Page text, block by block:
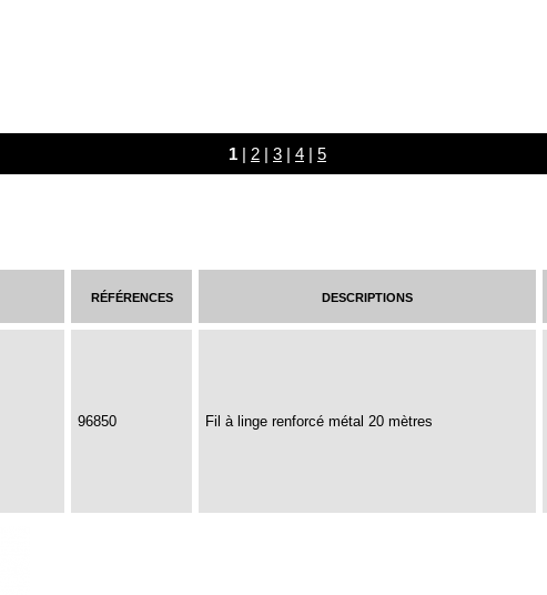
1 | 2 | 3 | 4 | 5
références descriptions
96850 Fil à linge renforcé métal 20 mètres